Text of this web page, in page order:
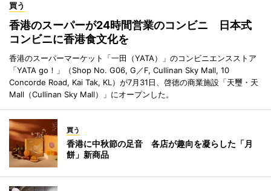
買う
香港のスーパーが24時間営業のコンビニ 日本式
コンビニに香港食文化を
香港のスーパーマーケット「一田（YATA）」のコンビニエンスストア
「YATA go！」（Shop No. G06, G／F, Cullinan Sky Mall, 10
Concorde Road, Kai Tak, KL）が7月31日、啓徳の商業施設「天璽・天
Mall（Cullinan Sky Mall）」にオープンした。
買う
香港に中秋節の足音 各店が趣向を凝らした「月
餅」新商品